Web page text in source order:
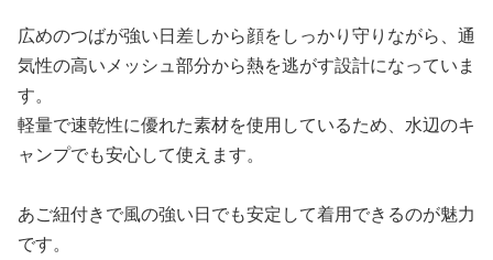
広めのつばが強い日差しから顔をしっかり守りながら、通
気性の高いメッシュ部分から熱を逃がす設計になっていま
す。
軽量で速乾性に優れた素材を使用しているため、水辺のキ
ャンプでも安心して使えます。
あご紐付きで風の強い日でも安定して着用できるのが魅力
です。